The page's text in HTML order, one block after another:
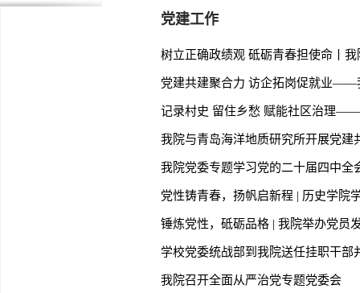
党建工作
树立正确政绩观 砥砺青春担使命丨
党建共建聚合力 访企拓岗促就业——
记录村史 留住乡愁 赋能社区治理
我院与青岛海洋地质研究所开展党建
我院党委专题学习党的二十届四中全
党性铸青春，扬帆启新程 | 历史学院
锤炼党性，砥砺品格 | 我院举办党员
学校党委统战部到我院送任挂职干部
我院召开全面从严治党专题党委会